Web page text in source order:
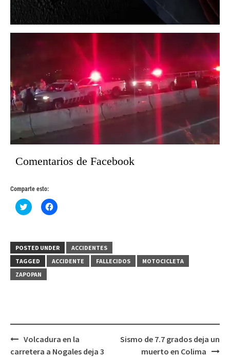
Comentarios de Facebook
Comparte esto:
Haz
clic
(Se
abre
en
una
ventana
nueva)
Haz
clic
(Se
abre
en
una
POSTED UNDER
ACCIDENTES
TAGGED
ACCIDENTE FALLECIDOS
MOTOCICLETA
ZAPOPAN
Post
navigation
Volcadura en la
carretera a Nogales deja 3
Sismo de 7.7 grados deja un
muerto en Colima